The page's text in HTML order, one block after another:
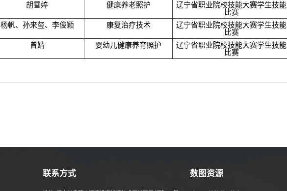
胡雪婷 健康养老照护
辽宁省职业院校技能大赛学生技能
比赛
杨帆、孙来玺、李俊颖 康复治疗技术
辽宁省职业院校技能大赛学生技能
比赛
曾婧 婴幼儿健康养育照护
辽宁省职业院校技能大赛学生技能
比赛
联系方式 数图资源